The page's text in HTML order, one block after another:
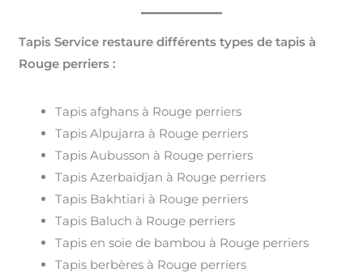
Tapis Service restaure différents types de tapis à
Rouge perriers :
Tapis afghans à Rouge perriers
Tapis Alpujarra à Rouge perriers
Tapis Aubusson à Rouge perriers
Tapis Azerbaïdjan à Rouge perriers
Tapis Bakhtiari à Rouge perriers
Tapis Baluch à Rouge perriers
Tapis en soie de bambou à Rouge perriers
Tapis berbères à Rouge perriers